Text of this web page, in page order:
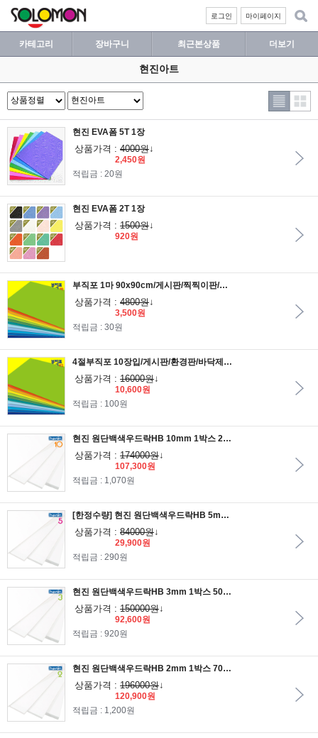
마이페이지
로그인
카테고리 장바구니 최근본상품 더보기
현진아트
현진 EVA폼 5T 1장
상품가격 : 4000원↓
2,450원
적립금 : 20원
현진 EVA폼 2T 1장
상품가격 : 1500원↓
920원
부직포 1마 90x90cm/게시판/찍찍이판/바닥제/낱말카드/융판/환경미화
상품가격 : 4800원↓
3,500원
적립금 : 30원
4절부직포 10장입/게시판/환경판/바닥제/낱말카드/융판/환경미화
상품가격 : 16000원↓
10,600원
적립금 : 100원
현진 원단백색우드락HB 10mm 1박스 20장입/보드롱/원단우드락/원단백색보드롱
상품가격 : 174000원↓
107,300원
적립금 : 1,070원
[한정수량] 현진 원단백색우드락HB 5mm 1박스 30장/보드롱/원단우드락/원단백색보드롱
상품가격 : 84000원↓
29,900원
적립금 : 290원
현진 원단백색우드락HB 3mm 1박스 50장/보드롱/원단우드락/원단백색보드롱
상품가격 : 150000원↓
92,600원
적립금 : 920원
현진 원단백색우드락HB 2mm 1박스 70장/보드롱/원단우드락/원단백색보드롱
상품가격 : 196000원↓
120,900원
적립금 : 1,200원